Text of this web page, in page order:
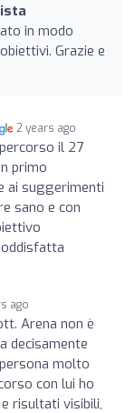
in modo
Grazie e
2 years ago
il 27
primo
ai suggerimenti
sano e con
ago
Arena non è
decisamente
molto
con lui ho
risultati visibili,